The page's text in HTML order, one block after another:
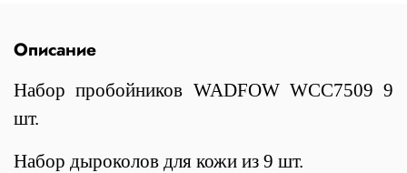
Описание
Набор пробойников WADFOW WCC7509 9
шт.
Набор дыроколов для кожи из 9 шт.